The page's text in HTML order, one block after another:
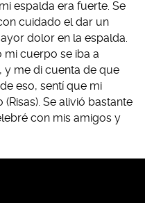
espalda era fuerte. Se
cuidado el dar un
dolor en la espalda.
mi cuerpo se iba a
y me di cuenta de que
eso, sentí que mi
Se alivió bastante
con mis amigos y